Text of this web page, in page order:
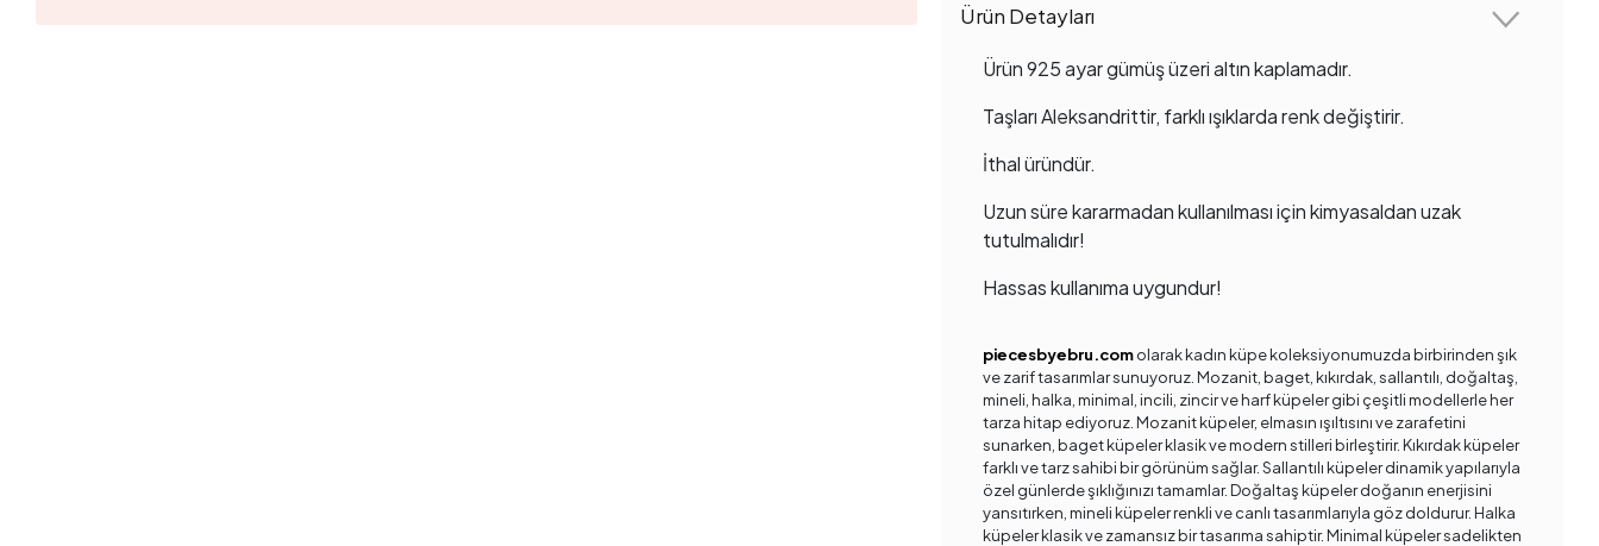
Ürün Detayları
Ürün 925 ayar gümüş üzeri altın kaplamadır.
Taşları Aleksandrittir, farklı ışıklarda renk değiştirir.
İthal üründür.
Uzun süre kararmadan kullanılması için kimyasaldan uzak
tutulmalıdır!
Hassas kullanıma uygundur!
piecesbyebru.comolarak kadın küpe koleksiyonumuzda birbirinden şık
ve zarif tasarımlar sunuyoruz. Mozanit, baget, kıkırdak, sallantılı, doğaltaş,
mineli, halka, minimal, incili, zincir ve harf küpeler gibi çeşitli modellerle her
tarza hitap ediyoruz. Mozanit küpeler, elmasın ışıltısını ve zarafetini
sunarken, baget küpeler klasik ve modern stilleri birleştirir. Kıkırdak küpeler
farklı ve tarz sahibi bir görünüm sağlar. Sallantılı küpeler dinamik yapılarıyla
özel günlerde şıklığınızı tamamlar. Doğaltaş küpeler doğanın enerjisini
yansıtırken, mineli küpeler renkli ve canlı tasarımlarıyla göz doldurur. Halka
küpeler klasik ve zamansız bir tasarıma sahiptir. Minimal küpeler sadelikten